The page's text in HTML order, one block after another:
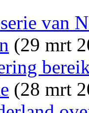
van
(29 mrt
(28 mrt